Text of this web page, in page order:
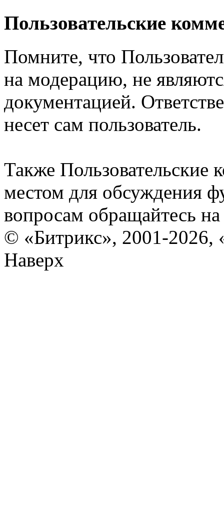
Пользовательские
Помните, что
на модерацию, не
документацией.
несет сам пользователь.
Также Пользовательские
местом для обсуждения
вопросам обращайтесь
© «Битрикс», 2001-2026,
Наверх